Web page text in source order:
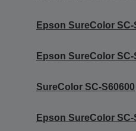
Epson SureColor SC-
Epson SureColor SC-
SureColor SC-S60600
Epson SureColor SC-